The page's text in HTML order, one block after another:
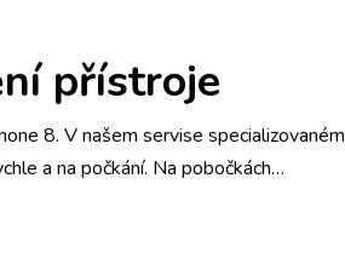
přístroje
8. V našem servise specializovaném
a na počkání. Na pobočkách
dílů, tak abyste ještě DNES měli